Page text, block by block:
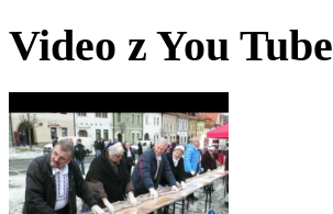
Video z You Tube